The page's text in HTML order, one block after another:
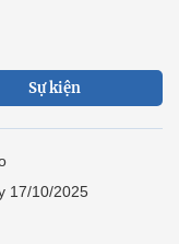
Sự kiện
17/10/2025